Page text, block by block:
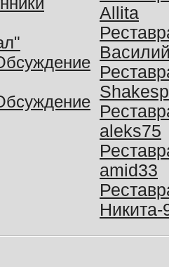
Allita
aleks75
amid33
Никита-